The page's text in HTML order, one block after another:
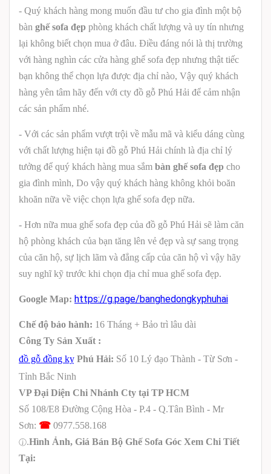
- Quý khách hàng mong muốn đầu tư cho gia đình một bộ
bàn ghế sofa đẹp phòng khách chất lượng và uy tín nhưng
lại không biết chọn mua ở đâu. Điều đáng nói là thị trường
với hàng nghìn các cửa hàng ghế sofa đẹp nhưng thật tiếc
bạn không thể chọn lựa được địa chỉ nào, Vậy quý khách
hàng yên tâm hãy đến với cty đồ gỗ Phú Hải để cảm nhận
các sản phẩm nhé.
- Với các sản phẩm vượt trội về mẫu mã và kiểu dáng cùng
với chất lượng hiện tại đồ gỗ Phú Hải chính là địa chỉ lý
tưởng để quý khách hàng mua sắm bàn ghế sofa đẹp cho
gia đình mình, Do vậy quý khách hàng không khỏi boăn
khoăn nữa về việc chọn lựa ghế sofa đẹp nữa.
- Hơn nữa mua ghế sofa đẹp của đồ gỗ Phú Hải sẽ làm căn
hộ phòng khách của bạn tăng lên vẻ đẹp và sự sang trọng
của căn hộ, sự lịch lãm và đẳng cấp của căn hộ vì vậy hãy
suy nghĩ kỹ trước khi chọn địa chỉ mua ghế sofa đẹp.
Google Map: https://g.page/banghedongkyphuhai
Chế độ bảo hành: 16 Tháng + Bảo trì lâu dài
Công Ty Sản Xuất :
đồ gỗ đồng kỵ Phú Hải: Số 10 Lý đạo Thành - Từ Sơn -
Tỉnh Bắc Ninh
VP Đại Diện Chi Nhánh Cty tại TP HCM
Số 108/E8 Đường Cộng Hòa - P.4 - Q.Tân Bình - Mr
Sơn: ☎ 0977.558.168
ⓙ.Hình Ảnh, Giá Bán Bộ Ghế Sofa Góc Xem Chi Tiết
Tại: